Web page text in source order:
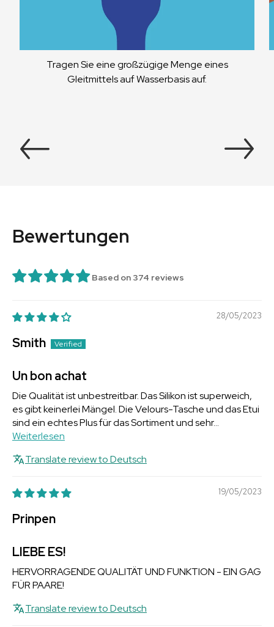
Tragen Sie eine großzügige Menge eines
Gleitmittels auf Wasserbasis auf.
Bewertungen
Based on 374 reviews
28/05/2023
Smith
Un bon achat
Die Qualität ist unbestreitbar. Das Silikon ist superweich,
es gibt keinerlei Mängel. Die Velours-Tasche und das Etui
sind ein echtes Plus für das Sortiment und sehr...
Weiterlesen
Translate review to Deutsch
19/05/2023
Prinpen
LIEBE ES!
HERVORRAGENDE QUALITÄT UND FUNKTION - EIN GAG
FÜR PAARE!
Translate review to Deutsch